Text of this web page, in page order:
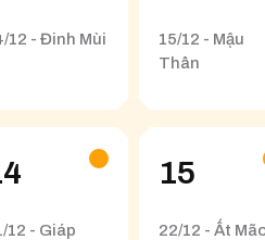
12 - Đinh Mùi
15/12 - Mậu
Thân
12 - Giáp
15
22/12 - Ất